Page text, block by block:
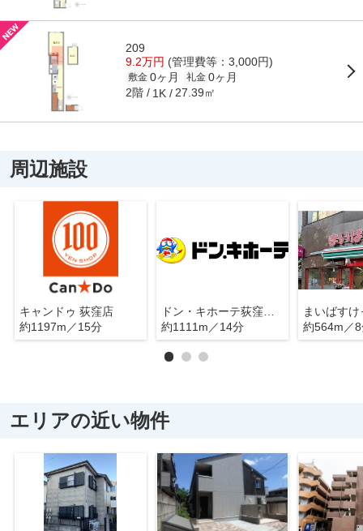
209
9.2万円 (管理費等：3,000円)
敷金 0ヶ月 礼金 0ヶ月
2階 1K 27.39㎡
周辺施設
キャンドゥ 荻窪店
約1197m／15分
ドン・キホーテ荻窪駅前店
約1111m／14分
約564m／
エリアの近い物件